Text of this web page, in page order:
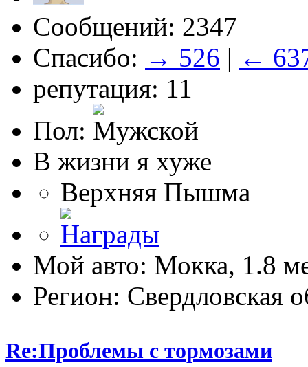
Сообщений: 2347
Спасибо: → 526 | ←
репутация: 11
Пол:
В жизни я хуже
Верхняя Пышма
Мой авто: Мокка, 1.8
Регион: Свердловская
Re:Проблемы с тормозами